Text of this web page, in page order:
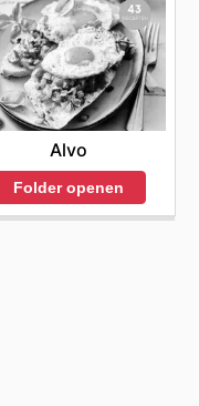
offres et
Alvo
Folder openen